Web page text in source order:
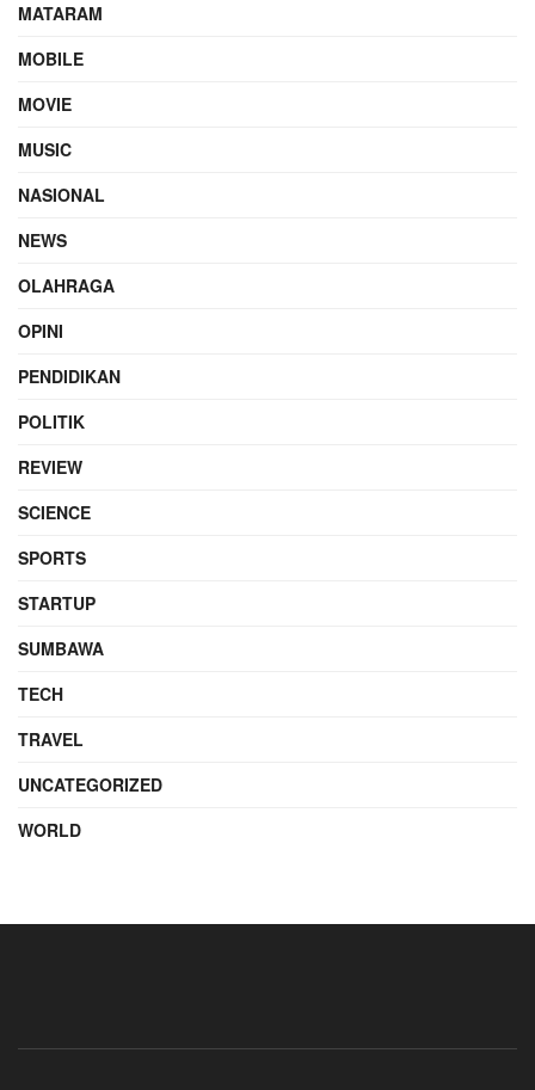
MATARAM
MOBILE
MOVIE
MUSIC
NASIONAL
NEWS
OLAHRAGA
OPINI
PENDIDIKAN
POLITIK
REVIEW
SCIENCE
SPORTS
STARTUP
SUMBAWA
TECH
TRAVEL
UNCATEGORIZED
WORLD